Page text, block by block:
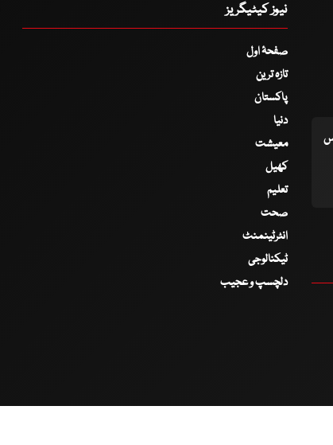
نیوز کیٹیگریز
صفحۂ اول
تازہ ترین
پاکستان
دنیا
معیشت
کھیل
تعلیم
صحت
انٹرٹینمنٹ
ٹیکنالوجی
دلچسپ و عجیب